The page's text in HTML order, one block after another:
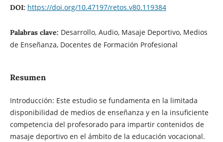
DOI: https://doi.org/10.47197/retos.v80.119384
Palabras clave: Desarrollo, Audio, Masaje Deportivo, Medios
de Enseñanza, Docentes de Formación Profesional
Resumen
Introducción: Este estudio se fundamenta en la limitada
disponibilidad de medios de enseñanza y en la insuficiente
competencia del profesorado para impartir contenidos de
masaje deportivo en el ámbito de la educación vocacional.